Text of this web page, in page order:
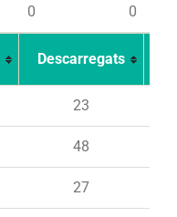
0 0
Descarregats
23
48
27